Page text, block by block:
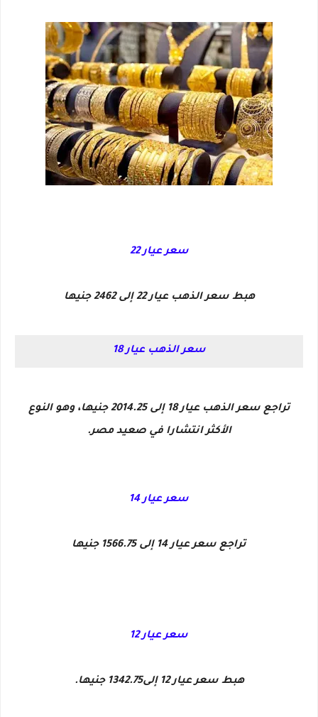
سعر عيار 22
هبط سعر الذهب عيار 22 إلى 2462 جنيها
سعر الذهب عيار 18
تراجع سعر الذهب عيار 18 إلى 2014.25 جنيها، وهو النوع
الأكثر انتشارا في صعيد مصر.
سعر عيار 14
تراجع سعر عيار 14 إلى 1566.75 جنيها
سعر عيار 12
هبط سعر عيار 12 إلى1342.75 جنيها.